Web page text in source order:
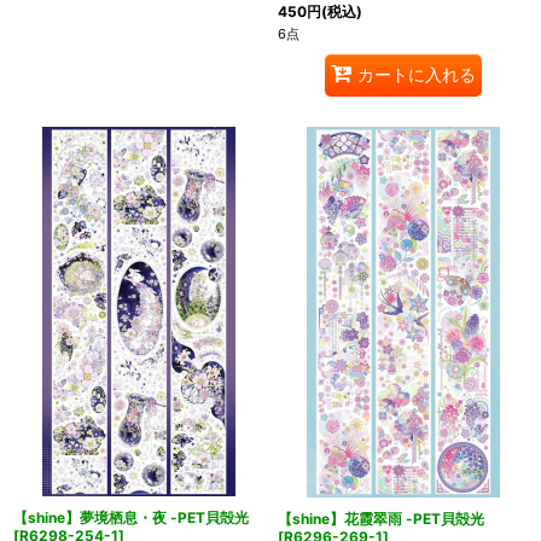
450円(税込)
6点
カートに入れる
【shine】夢境栖息・夜 -PET貝殻光
[R6298-254-1]
【shine】花霞翠雨 -PET貝殻光
[R6296-269-1]